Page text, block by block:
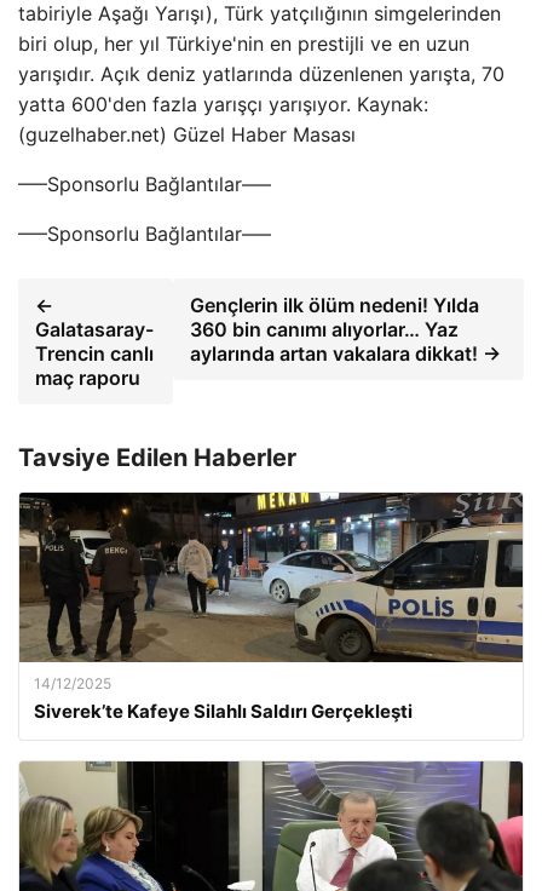
tabiriyle Aşağı Yarışı), Türk yatçılığının simgelerinden
biri olup, her yıl Türkiye'nin en prestijli ve en uzun
yarışıdır. Açık deniz yatlarında düzenlenen yarışta, 70
yatta 600'den fazla yarışçı yarışıyor. Kaynak:
(guzelhaber.net) Güzel Haber Masası
—–Sponsorlu Bağlantılar—–
—–Sponsorlu Bağlantılar—–
←
Galatasaray-
Trencin canlı
maç raporu
Gençlerin ilk ölüm nedeni! Yılda
360 bin canımı alıyorlar… Yaz
aylarında artan vakalara dikkat! →
Tavsiye Edilen Haberler
14/12/2025
Siverek’te Kafeye Silahlı Saldırı Gerçekleşti